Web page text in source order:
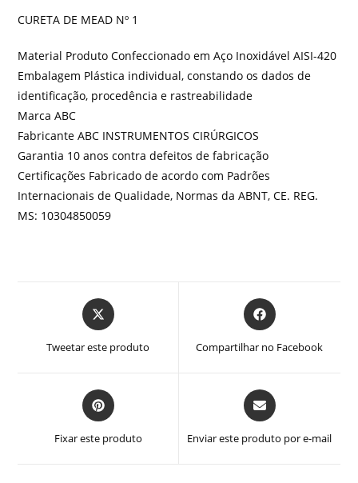
CURETA DE MEAD Nº 1
Material Produto Confeccionado em Aço Inoxidável AISI-420
Embalagem Plástica individual, constando os dados de
identificação, procedência e rastreabilidade
Marca ABC
Fabricante ABC INSTRUMENTOS CIRÚRGICOS
Garantia 10 anos contra defeitos de fabricação
Certificações Fabricado de acordo com Padrões
Internacionais de Qualidade, Normas da ABNT, CE. REG.
MS: 10304850059
Abre
em
nova
Tweetar este produto
Abre
em
nova
Compartilhar no Facebook
Abre
em
nova
Fixar este produto
Abre
em
nova
Enviar este produto por e-mail